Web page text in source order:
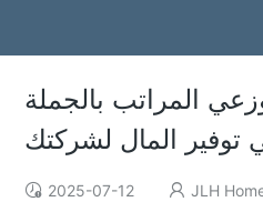
المراتب بالجملة
المال لشركتك
2025-07-12 JLH